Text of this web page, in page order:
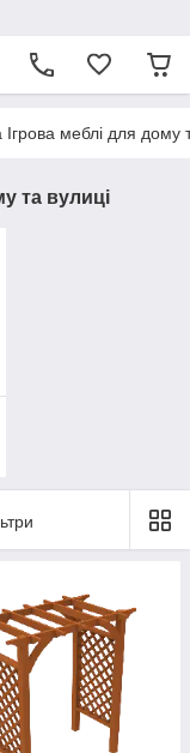
меблі для дому
та вулиці